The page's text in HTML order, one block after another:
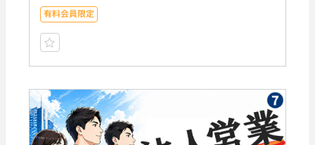
有料会員限定